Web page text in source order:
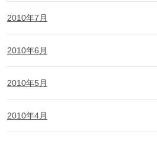
2010年7月
2010年6月
2010年5月
2010年4月